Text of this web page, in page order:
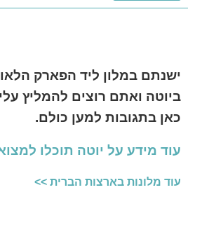
ישנתם במלון ליד הפארק
ביוטה ואתם רוצים להמליץ
כאן בתגובות למען כולם.
עוד מידע על יוטה תוכלו
עוד מלונות בארצות הברית >>